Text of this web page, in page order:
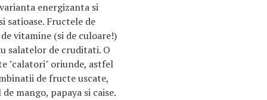
energizanta si
satioase. Fructele de
vitamine (si de culoare!)
salatelor de cruditati. O
"calatori" oriunde, astfel
de fructe uscate,
mango, papaya si caise.